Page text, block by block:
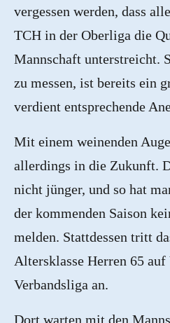
vergessen werden, dass
TCH in der Oberliga die
Mannschaft unterstreicht.
zu messen, ist bereits ein
verdient entsprechende
Mit einem weinenden
allerdings in die Zukunft.
nicht jünger, und so hat
der kommenden Saison
melden. Stattdessen tritt
Altersklasse Herren 65 auf
Verbandsliga an.
Dort warten mit den